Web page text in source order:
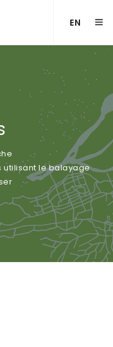
EN
utilisant le balayage